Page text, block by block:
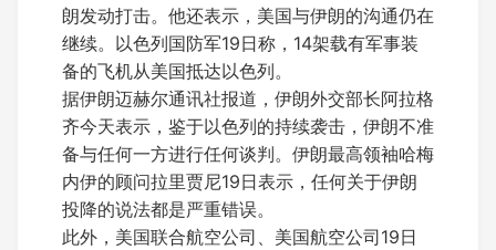
朗发动打击。他还表示，美国与伊朗的沟通仍在
继续。以色列国防军19日称，14架载有军事装
备的飞机从美国抵达以色列。
据伊朗迈赫尔通讯社报道，伊朗外交部长阿拉格
齐今天表示，鉴于以色列的持续袭击，伊朗不准
备与任何一方进行任何谈判。伊朗最高领袖哈梅
内伊的顾问拉里贾尼19日表示，任何关于伊朗
投降的说法都是严重错误。
此外，美国联合航空公司、美国航空公司19日